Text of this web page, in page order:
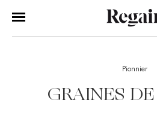
Pionnier
GRAINES